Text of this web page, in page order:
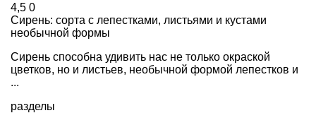
4,5 0
Сирень: сорта с лепестками, листьями и кустами
необычной формы
Сирень способна удивить нас не только окраской
цветков, но и листьев, необычной формой лепестков и
...
разделы